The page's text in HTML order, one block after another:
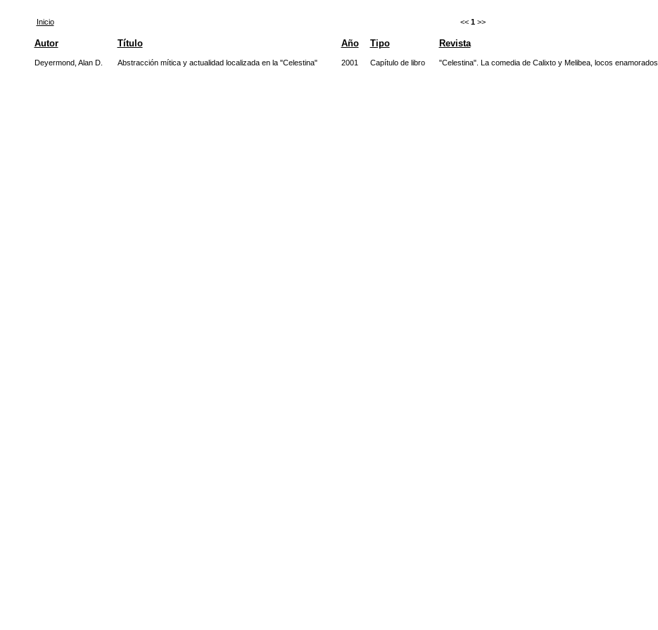
Inicio << 1 >>
Autor Título Año Tipo Revista
Deyermond, Alan D. Abstracción mítica y actualidad localizada en la "Celestina" 2001 Capítulo de libro "Celestina". La comedia de Calixto y Melibea, locos enamorados